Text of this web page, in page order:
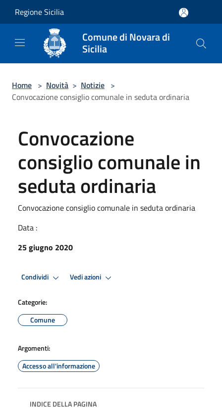
Regione Sicilia
Comune di Novara di
Sicilia
Home > Novità > Notizie >
Convocazione consiglio comunale in seduta ordinaria
Convocazione
consiglio comunale in
seduta ordinaria
Convocazione consiglio comunale in seduta ordinaria
Data :
25 giugno 2020
Condividi Vedi azioni
Categorie:
Comune
Argomenti:
Accesso all'informazione
INDICE DELLA PAGINA